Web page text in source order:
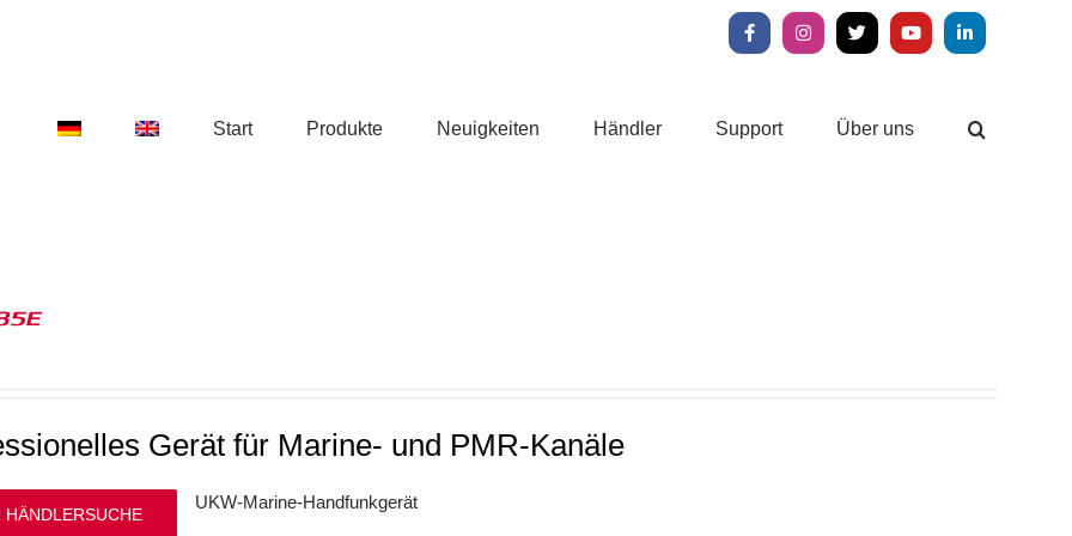
FacebookInstagram
X YouTubeLinkedIn
Start Produkte Neuigkeiten Händler Support Über uns
Gerät für Marine- und PMR-Kanäle
UKW-Marine-Handfunkgerät
HÄNDLERSUCHE